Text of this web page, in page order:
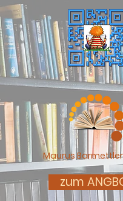
Maurus
zum